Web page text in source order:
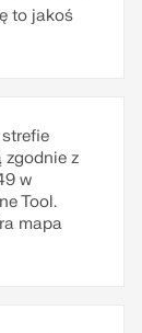
to jakoś
zgodnie z
w
Tool.
mapa